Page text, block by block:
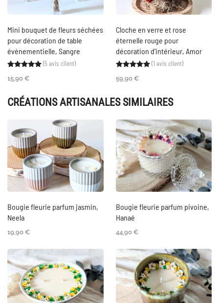
Mini bouquet de fleurs séchées
pour décoration de table
évènementielle, Sangre
Noté5.00sur 5 basé sur
5 notations client
(5avis client)
15,90 €
Cloche en verre et rose
éternelle rouge pour
décoration d’intérieur, Amor
Noté 5.00sur 5
1
(1 avis client)
59,90 €
CRÉATIONS ARTISANALES SIMILAIRES
Bougie fleurie parfum jasmin,
Neela
19,90 €
Bougie fleurie parfum pivoine,
Hanaé
44,90 €